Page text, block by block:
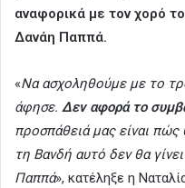
αναφορικά με τον χορό
Δανάη Παππά.
«Να ασχοληθούμε με το
άφησε. Δεν αφορά το
προσπάθειά μας είναι
τη Βανδή αυτό δεν θα
Παππά», κατέληξε η